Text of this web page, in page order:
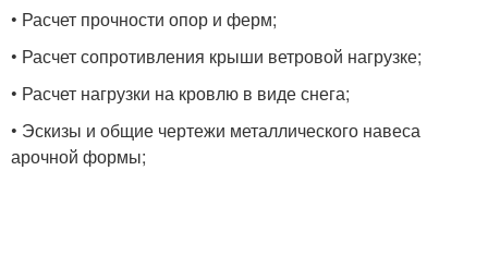
• Расчет прочности опор и ферм;
• Расчет сопротивления крыши ветровой нагрузке;
• Расчет нагрузки на кровлю в виде снега;
• Эскизы и общие чертежи металлического навеса
арочной формы;